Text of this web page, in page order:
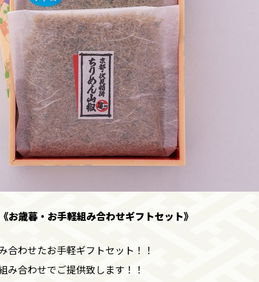
お歳暮・お手軽組み合わせギフトセット》
合わせたお手軽ギフトセット！！
合わせでご提供致します！！